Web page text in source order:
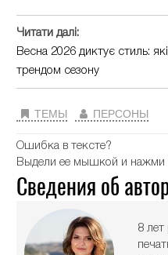
Читати далі:
Весна 2026 диктує стиль:
трендом сезону
ТЕМЫ ПЕРСОНЫ
Ошибка в тексте?
Выдели ее мышкой и нажми
Сведения об
8 лет